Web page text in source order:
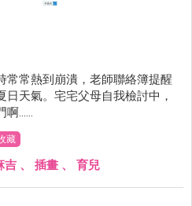
常常熱到崩潰，老師聯絡簿提醒
天氣。宅宅父母自我檢討中，
……
藏
吉 、 插畫 、 育兒